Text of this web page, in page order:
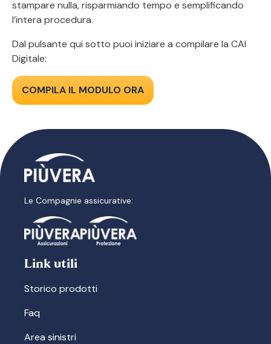
stampare nulla, risparmiando tempo e semplificando
l’intera procedura.
Dal pulsante qui sotto puoi iniziare a compilare la CAI
Digitale:
COMPILA IL MODULO ORA
Le Compagnie assicurative:
Link utili
Storico prodotti
Faq
Area sinistri